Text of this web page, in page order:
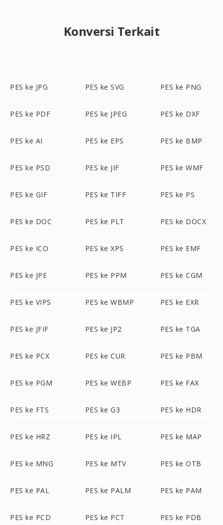
Konversi Terkait
PES ke JPG PES ke SVG PES ke PNG
PES ke PDF PES ke JPEG PES ke DXF
PES ke AI PES ke EPS PES ke BMP
PES ke PSD PES ke JIF PES ke WMF
PES ke GIF PES ke TIFF PES ke PS
PES ke DOC PES ke PLT PES ke DOCX
PES ke ICO PES ke XPS PES ke EMF
PES ke JPE PES ke PPM PES ke CGM
PES ke VIPS PES ke WBMP PES ke EXR
PES ke JFIF PES ke JP2 PES ke TGA
PES ke PCX PES ke CUR PES ke PBM
PES ke PGM PES ke WEBP PES ke FAX
PES ke FTS PES ke G3 PES ke HDR
PES ke HRZ PES ke IPL PES ke MAP
PES ke MNG PES ke MTV PES ke OTB
PES ke PAL PES ke PALM PES ke PAM
PES ke PCD PES ke PCT PES ke PDB